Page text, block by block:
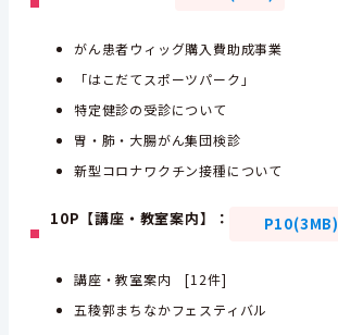
がん患者ウィッグ購入費助成事業
「はこだてスポーツパーク」
特定健診の受診について
胃・肺・大腸がん集団検診
新型コロナワクチン接種について
10P【講座・教室案内】： P10(3MB)
講座・教室案内 [12件]
五稜郭まちなかフェスティバル